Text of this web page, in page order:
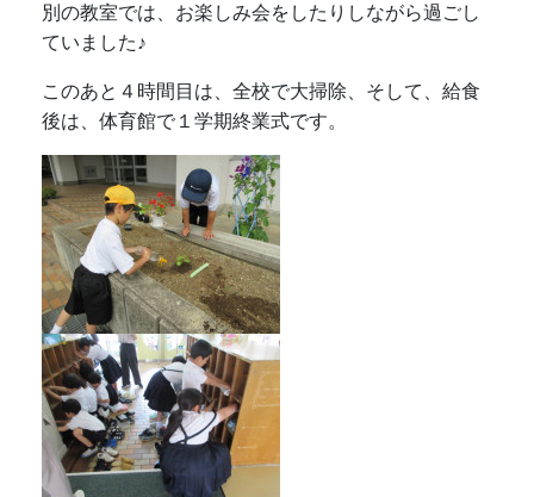
別の教室では、お楽しみ会をしたりしながら過ごし
ていました♪
このあと４時間目は、全校で大掃除、そして、給食
後は、体育館で１学期終業式です。